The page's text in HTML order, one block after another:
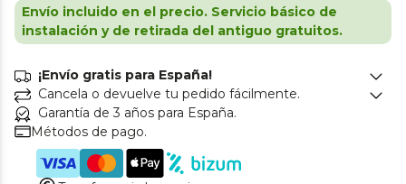
Envío incluido en el precio. Servicio básico de
instalación y de retirada del antiguo gratuitos.
¡Envío gratis para España!
Cancela o devuelve tu pedido fácilmente.
Garantía de 3 años para España.
Métodos de pago.